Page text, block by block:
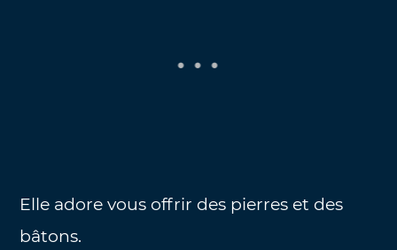
Elle adore vous offrir des pierres et des
bâtons.